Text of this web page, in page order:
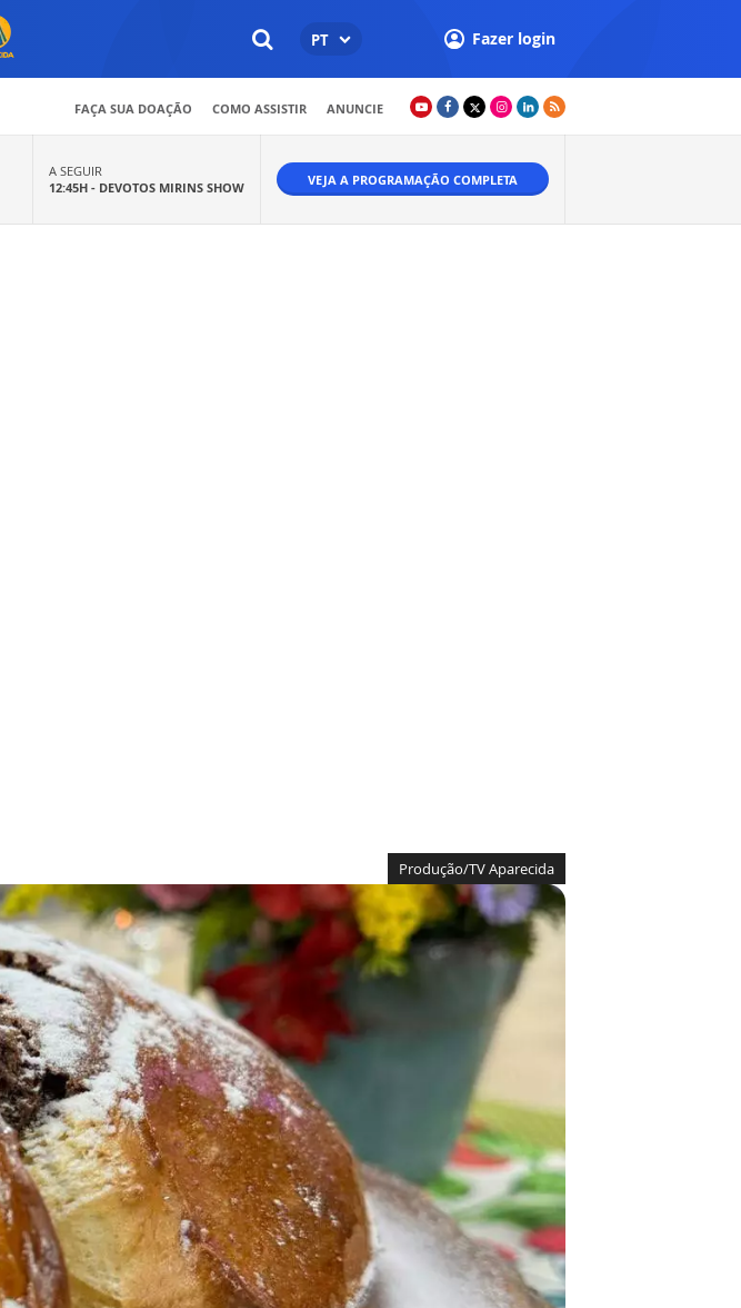
PT Fazer login
FAÇA SUA DOAÇÃO COMO ASSISTIR ANUNCIE
A SEGUIR
12:45H - DEVOTOS MIRINS SHOW VEJA A PROGRAMAÇÃO COMPLETA
Produção/TV Aparecida